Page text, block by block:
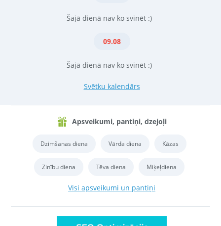
Šajā dienā nav ko svinēt :)
09.08
Šajā dienā nav ko svinēt :)
Svētku kalendārs
Apsveikumi, pantiņi, dzejoļi
Dzimšanas diena Vārda diena Kāzas
Zinību diena Tēva diena Miķeļdiena
Visi apsveikumi un pantiņi